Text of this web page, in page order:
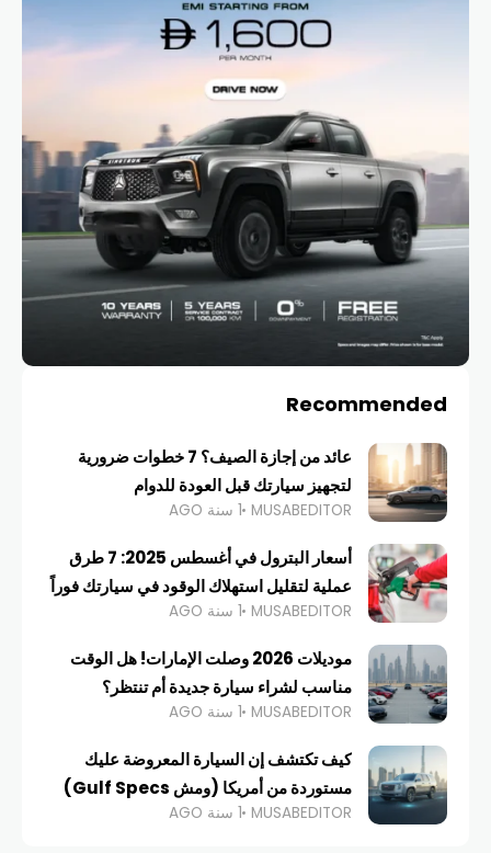
Recommended
عائد من إجازة الصيف؟ 7 خطوات ضرورية
لتجهيز سيارتك قبل العودة للدوام
MUSABEDITOR 1 سنة AGO
أسعار البترول في أغسطس 2025: 7 طرق
عملية لتقليل استهلاك الوقود في سيارتك فوراً
MUSABEDITOR 1 سنة AGO
موديلات 2026 وصلت الإمارات! هل الوقت
مناسب لشراء سيارة جديدة أم تنتظر؟
MUSABEDITOR 1 سنة AGO
كيف تكتشف إن السيارة المعروضة عليك
مستوردة من أمريكا (ومش Gulf Specs)
MUSABEDITOR 1 سنة AGO